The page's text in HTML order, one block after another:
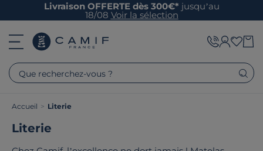
Livraison OFFERTE dès 300€* jusqu’au
18/08 Voir la sélection
Que recherchez-vous ?
Accueil > Literie
Literie